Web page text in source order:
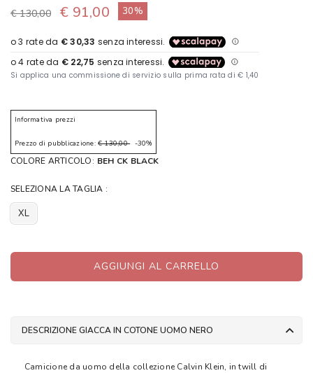
€ 130,00 € 91,00 30%
Informativa prezzi
Prezzo di pubblicazione: € 130,00-30%
COLORE ARTICOLO: BEH CK BLACK
SELEZIONA LA TAGLIA :
XL
AGGIUNGI AL CARRELLO
DESCRIZIONE GIACCA IN COTONE UOMO NERO
Camicione da uomo della collezione Calvin Klein, in twill di